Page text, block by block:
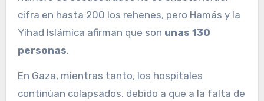
cifra en hasta 200 los rehenes, pero Hamás y la
Yihad Islámica afirman que son unas 130
personas.
En Gaza, mientras tanto, los hospitales
continúan colapsados, debido a que a la falta de